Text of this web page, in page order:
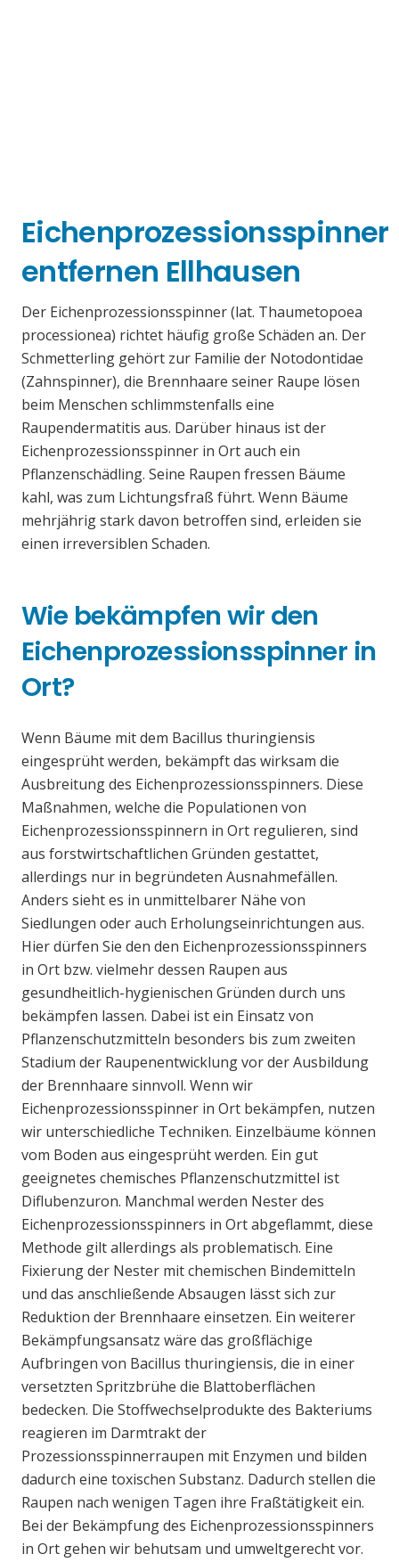
Eichenprozessionsspinner
entfernen Ellhausen
Der Eichenprozessionsspinner (lat. Thaumetopoea
processionea) richtet häufig große Schäden an. Der
Schmetterling gehört zur Familie der Notodontidae
(Zahnspinner), die Brennhaare seiner Raupe lösen
beim Menschen schlimmstenfalls eine
Raupendermatitis aus. Darüber hinaus ist der
Eichenprozessionsspinner in Ort auch ein
Pflanzenschädling. Seine Raupen fressen Bäume
kahl, was zum Lichtungsfraß führt. Wenn Bäume
mehrjährig stark davon betroffen sind, erleiden sie
einen irreversiblen Schaden.
Wie bekämpfen wir den
Eichenprozessionsspinner in
Ort?
Wenn Bäume mit dem Bacillus thuringiensis
eingesprüht werden, bekämpft das wirksam die
Ausbreitung des Eichenprozessionsspinners. Diese
Maßnahmen, welche die Populationen von
Eichenprozessionsspinnern in Ort regulieren, sind
aus forstwirtschaftlichen Gründen gestattet,
allerdings nur in begründeten Ausnahmefällen.
Anders sieht es in unmittelbarer Nähe von
Siedlungen oder auch Erholungseinrichtungen aus.
Hier dürfen Sie den den Eichenprozessionsspinners
in Ort bzw. vielmehr dessen Raupen aus
gesundheitlich-hygienischen Gründen durch uns
bekämpfen lassen. Dabei ist ein Einsatz von
Pflanzenschutzmitteln besonders bis zum zweiten
Stadium der Raupenentwicklung vor der Ausbildung
der Brennhaare sinnvoll. Wenn wir
Eichenprozessionsspinner in Ort bekämpfen, nutzen
wir unterschiedliche Techniken. Einzelbäume können
vom Boden aus eingesprüht werden. Ein gut
geeignetes chemisches Pflanzenschutzmittel ist
Diflubenzuron. Manchmal werden Nester des
Eichenprozessionsspinners in Ort abgeflammt, diese
Methode gilt allerdings als problematisch. Eine
Fixierung der Nester mit chemischen Bindemitteln
und das anschließende Absaugen lässt sich zur
Reduktion der Brennhaare einsetzen. Ein weiterer
Bekämpfungsansatz wäre das großflächige
Aufbringen von Bacillus thuringiensis, die in einer
versetzten Spritzbrühe die Blattoberflächen
bedecken. Die Stoffwechselprodukte des Bakteriums
reagieren im Darmtrakt der
Prozessionsspinnerraupen mit Enzymen und bilden
dadurch eine toxischen Substanz. Dadurch stellen die
Raupen nach wenigen Tagen ihre Fraßtätigkeit ein.
Bei der Bekämpfung des Eichenprozessionsspinners
in Ort gehen wir behutsam und umweltgerecht vor.